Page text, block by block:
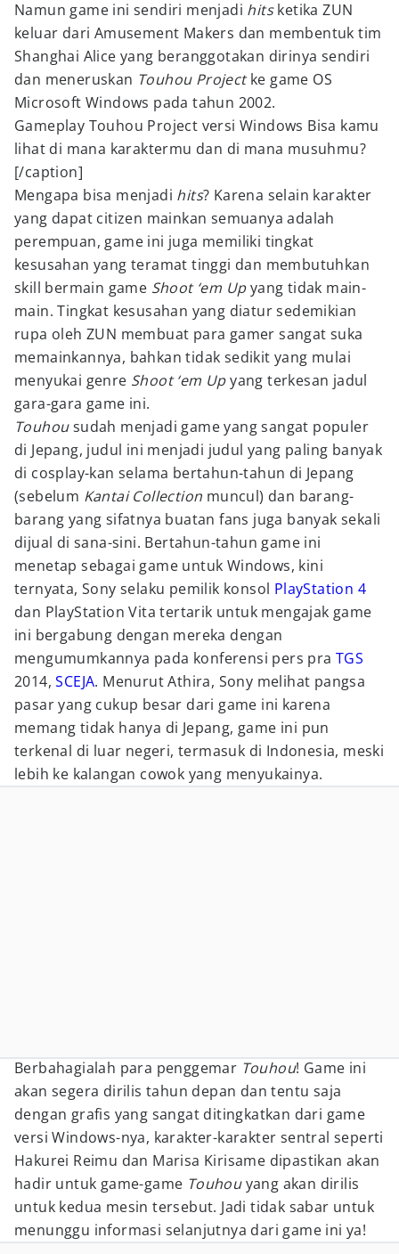
Namun game ini sendiri menjadi hitsketika ZUN
keluar dari Amusement Makers dan membentuk tim
Shanghai Alice yang beranggotakan dirinya sendiri
dan meneruskan Touhou Projectke game OS
Microsoft Windows pada tahun 2002.
Gameplay Touhou Project versi Windows Bisa kamu
lihat di mana karaktermu dan di mana musuhmu?
[/caption]
Mengapa bisa menjadi hits? Karena selain karakter
yang dapat citizen mainkan semuanya adalah
perempuan, game ini juga memiliki tingkat
kesusahan yang teramat tinggi dan membutuhkan
skill bermain game Shoot ‘em Upyang tidak main-
main. Tingkat kesusahan yang diatur sedemikian
rupa oleh ZUN membuat para gamer sangat suka
memainkannya, bahkan tidak sedikit yang mulai
menyukai genre Shoot ‘em Upyang terkesan jadul
gara-gara game ini.
Touhousudah menjadi game yang sangat populer
di Jepang, judul ini menjadi judul yang paling banyak
di cosplay-kan selama bertahun-tahun di Jepang
(sebelum Kantai Collection muncul) dan barang-
barang yang sifatnya buatan fans juga banyak sekali
dijual di sana-sini. Bertahun-tahun game ini
menetap sebagai game untuk Windows, kini
ternyata, Sony selaku pemilik konsol PlayStation 4
dan PlayStation Vita tertarik untuk mengajak game
ini bergabung dengan mereka dengan
mengumumkannya pada konferensi pers pra TGS
2014,SCEJA. Menurut Athira, Sony melihat pangsa
pasar yang cukup besar dari game ini karena
memang tidak hanya di Jepang, game ini pun
terkenal di luar negeri, termasuk di Indonesia, meski
lebih ke kalangan cowok yang menyukainya.
Berbahagialah para penggemar Touhou! Game ini
akan segera dirilis tahun depan dan tentu saja
dengan grafis yang sangat ditingkatkan dari game
versi Windows-nya, karakter-karakter sentral seperti
Hakurei Reimu dan Marisa Kirisame dipastikan akan
hadir untuk game-game Touhouyang akan dirilis
untuk kedua mesin tersebut. Jadi tidak sabar untuk
menunggu informasi selanjutnya dari game ini ya!